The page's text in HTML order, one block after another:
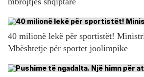
40 milionë lekë për sportistët!
Mbështetje për sportet joolimpike